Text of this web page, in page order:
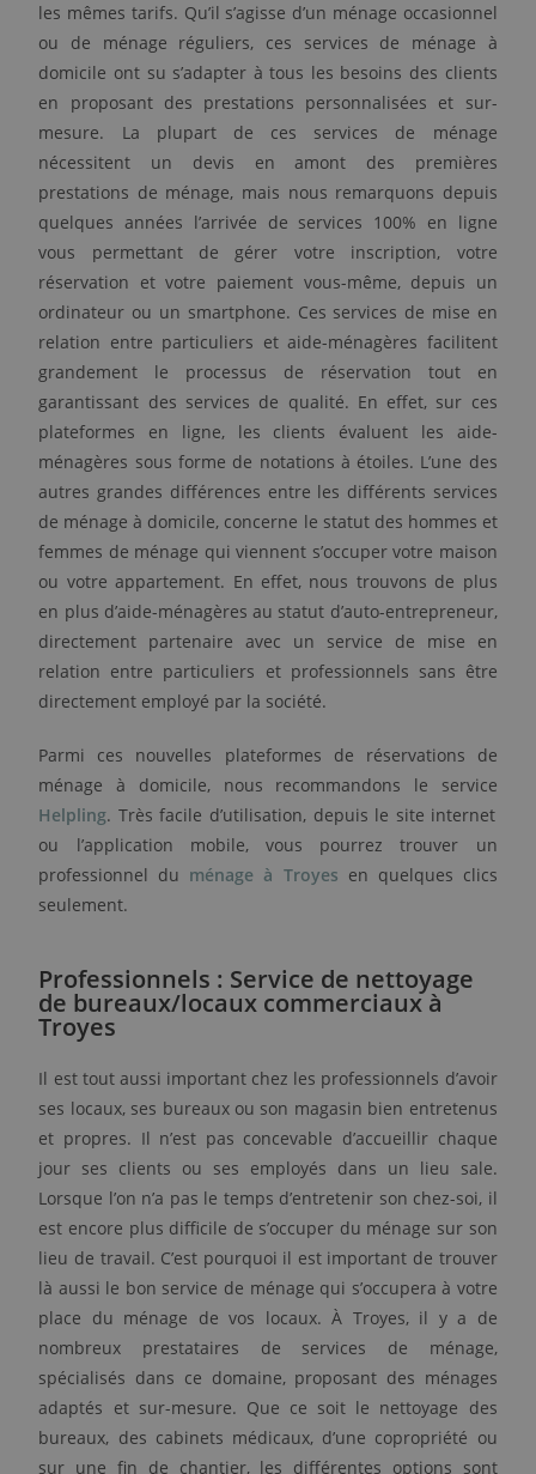
les mêmes tarifs. Qu’il s’agisse d’un ménage occasionnel
ou de ménage réguliers, ces services de ménage à
domicile ont su s’adapter à tous les besoins des clients
en proposant des prestations personnalisées et sur-
mesure. La plupart de ces services de ménage
nécessitent un devis en amont des premières
prestations de ménage, mais nous remarquons depuis
quelques années l’arrivée de services 100% en ligne
vous permettant de gérer votre inscription, votre
réservation et votre paiement vous-même, depuis un
ordinateur ou un smartphone. Ces services de mise en
relation entre particuliers et aide-ménagères facilitent
grandement le processus de réservation tout en
garantissant des services de qualité. En effet, sur ces
plateformes en ligne, les clients évaluent les aide-
ménagères sous forme de notations à étoiles. L’une des
autres grandes différences entre les différents services
de ménage à domicile, concerne le statut des hommes et
femmes de ménage qui viennent s’occuper votre maison
ou votre appartement. En effet, nous trouvons de plus
en plus d’aide-ménagères au statut d’auto-entrepreneur,
directement partenaire avec un service de mise en
relation entre particuliers et professionnels sans être
directement employé par la société.
Parmi ces nouvelles plateformes de réservations de
ménage à domicile, nous recommandons le service
Helpling. Très facile d’utilisation, depuis le site internet
ou l’application mobile, vous pourrez trouver un
professionnel du ménage à Troyes en quelques clics
seulement.
Professionnels : Service de nettoyage
de bureaux/locaux commerciaux à
Troyes
Il est tout aussi important chez les professionnels d’avoir
ses locaux, ses bureaux ou son magasin bien entretenus
et propres. Il n’est pas concevable d’accueillir chaque
jour ses clients ou ses employés dans un lieu sale.
Lorsque l’on n’a pas le temps d’entretenir son chez-soi, il
est encore plus difficile de s’occuper du ménage sur son
lieu de travail. C’est pourquoi il est important de trouver
là aussi le bon service de ménage qui s’occupera à votre
place du ménage de vos locaux. À Troyes, il y a de
nombreux prestataires de services de ménage,
spécialisés dans ce domaine, proposant des ménages
adaptés et sur-mesure. Que ce soit le nettoyage des
bureaux, des cabinets médicaux, d’une copropriété ou
sur une fin de chantier, les différentes options sont